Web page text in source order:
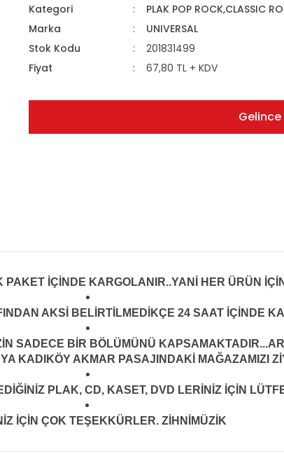
Kategori
PLAK POP ROCK,CLASSIC
Marka
UNIVERSAL
Stok Kodu
201831499
Fiyat
67,80 TL + KDV
İÇİNDE KARGOLANIR..YANİ HER ÜRÜN
AKSİ BELİRTİLMEDİKÇE 24 SAAT İÇİNDE
SADECE BİR BÖLÜMÜNÜ
KADIKÖY AKMAR PASAJINDAKİ MAĞAZAMIZI
PLAK, CD, KASET, DVD LERİNİZ İÇİN
İÇİN ÇOK TEŞEKKÜRLER. ZİHNİMÜZİK